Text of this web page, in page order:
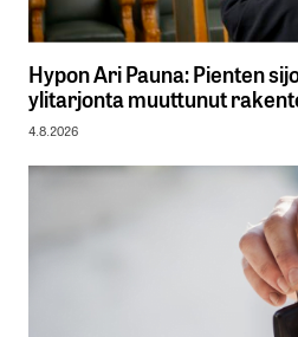
Hypon Ari Pauna: Pienten
ylitarjonta muuttunut
4.8.2026